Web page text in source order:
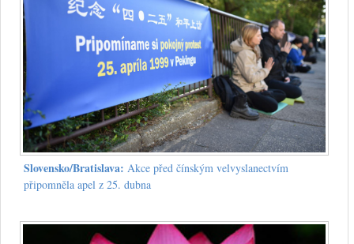
Slovensko/Bratislava: Akce před čínským velvyslanectvím
připomněla apel z 25. dubna